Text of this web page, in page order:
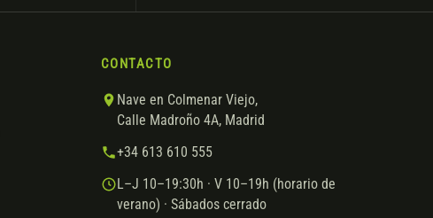
CONTACTO
Nave en Colmenar Viejo,
Calle Madroño 4A, Madrid
+34 613 610 555
L–J 10–19:30h · V 10–19h (horario de
verano) · Sábados cerrado